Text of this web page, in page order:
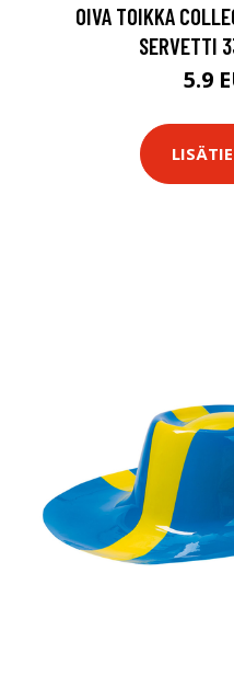
OIVA TOIKKA
SERVETTI
5.9